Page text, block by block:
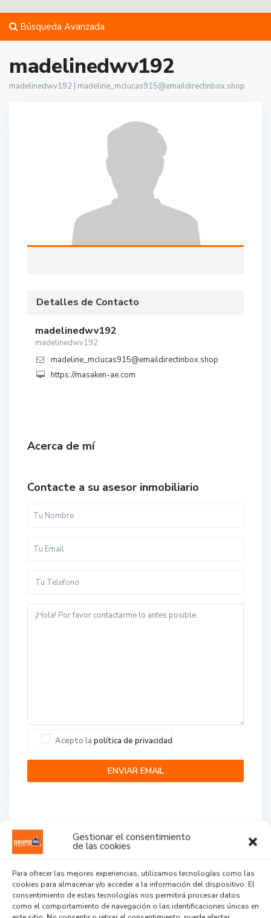
Gestionar el consentimiento
de las cookies
Para ofrecer las mejores experiencias, utilizamos tecnologías como las
cookies para almacenar y/o acceder a la información del dispositivo. El
consentimiento de estas tecnologías nos permitirá procesar datos
como el comportamiento de navegación o las identificaciones únicas en
Búsqueda Avanzada
madelinedwv192
madelinedwv192 | madeline_mclucas915@emaildirectinbox.shop
Detalles de Contacto
madelinedwv192
madelinedwv192
madeline_mclucas915@emaildirectinbox.shop
https://masaken-ae.com
Acerca de mí
Contacte a su asesor inmobiliario
Acepto la política de privacidad
...